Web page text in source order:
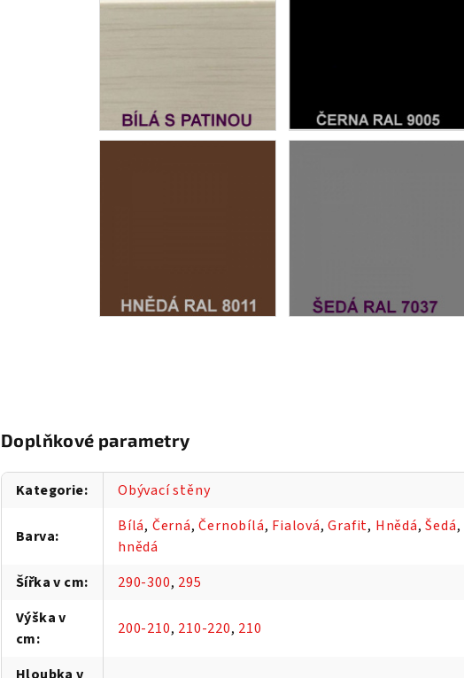
Doplňkové parametry
Kategorie: Obývací stěny
Barva:
Bílá, Černá,Černobílá, Fialová,Grafit, Hnědá,Šedá,
hnědá
Šířka v cm: 290-300, 295
Výška v
cm:
200-210, 210-220, 210